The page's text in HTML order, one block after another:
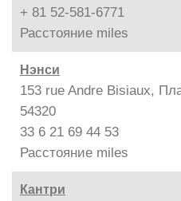
+ 81 52-581-6771
Расстояние miles
Нэнси
153 rue Andre Bisiaux,
54320
33 6 21 69 44 53
Расстояние miles
Кантри